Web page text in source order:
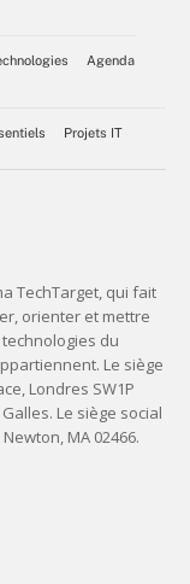
Agenda
Projets IT